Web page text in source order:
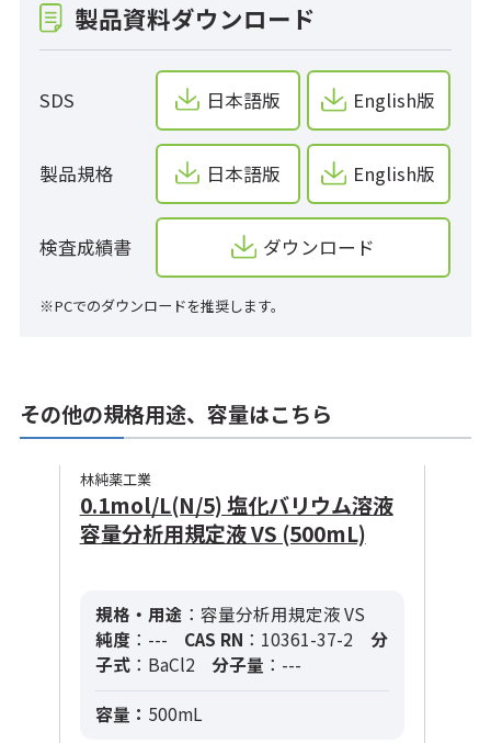
製品資料ダウンロード
SDS 日本語版 English版
製品規格 日本語版 English版
検査成績書 ダウンロード
※PCでのダウンロードを推奨します。
その他の規格用途、容量はこちら
林純薬工業
0.1mol/L(N/5) 塩化バリウム溶液
容量分析用規定液 VS (500mL)
規格・用途 ：容量分析用規定液 VS
純度 ：--- CAS RN ：10361-37-2
分
子式：BaCl2 分子量 ：---
容量： 500mL